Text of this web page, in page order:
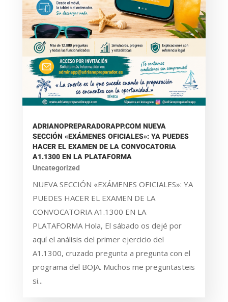
ADRIANOPREPARADORAPP.COM NUEVA
SECCIÓN «EXÁMENES OFICIALES»: YA PUEDES
HACER EL EXAMEN DE LA CONVOCATORIA
A1.1300 EN LA PLATAFORMA
Uncategorized
NUEVA SECCIÓN «EXÁMENES OFICIALES»: YA
PUEDES HACER EL EXAMEN DE LA
CONVOCATORIA A1.1300 EN LA
PLATAFORMA Hola, El sábado os dejé por
aquí el análisis del primer ejercicio del
A1.1300, cruzado pregunta a pregunta con el
programa del BOJA. Muchos me preguntasteis
si...